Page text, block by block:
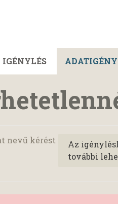
nevű kérést
Az
további